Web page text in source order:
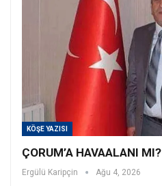
KÖŞE YAZISI
ÇORUM’A HAVAALANI MI?
Ergülü Karipçin Ağu 4, 2026